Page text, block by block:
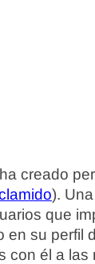
creado
).
que
en su perfil
con él a las